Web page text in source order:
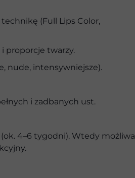
(Full Lips Color,
proporcje twarzy.
nude, intensywniejsze).
i zadbanych ust.
4–6 tygodni). Wtedy możliwa